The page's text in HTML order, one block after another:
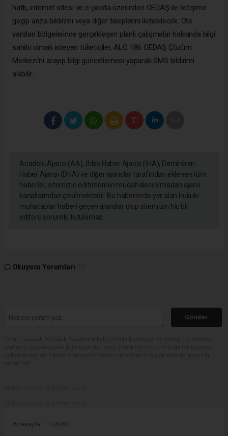
hattı, internet sitesi ve e-posta üzerinden OEDAŞ ile iletişime
geçip arıza bildirimi veya diğer taleplerini iletebilecek. Öte
yandan bölgelerinde gerçekleşen planlı çalışmalar hakkında bilgi
sahibi olmak isteyen tüketiciler, ALO 186 OEDAŞ Çözüm
Merkezi’ni arayıp bilgi güncellemesi yaparak SMS bildirimi
alabilir.
Anadolu Ajansı (AA), İhlas Haber Ajansı (İHA), Demirören
Haber Ajansı (DHA) ve diğer ajanslar tarafından eklenen tüm
haberler, sitemizin editörlerinin müdahalesi olmadan ajans
kanallarından çekilmektedir. Bu haberlerde yer alan hukuki
muhataplar haberi geçen ajanslar olup sitemizin hiç bir
editörü sorumlu tutulamaz...
Okuyucu Yorumları
Gönder
Anasayfa HATAY